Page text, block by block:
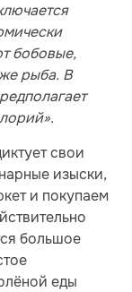
бобовые,
рыба. В
свои
изыски,
и покупаем
большое
еды